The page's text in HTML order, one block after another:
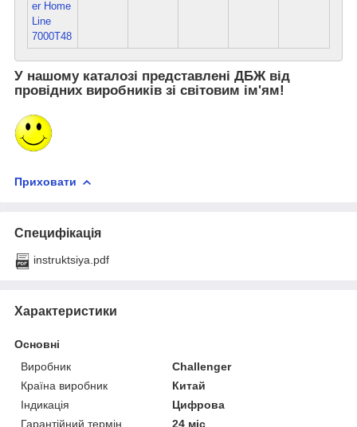
er Home
Line
7000T48
У нашому каталозі представлені ДБЖ від
провідних виробників зі світовим ім'ям!
Приховати
Специфікація
instruktsiya.pdf
Характеристики
Основні
Виробник
Challenger
Країна виробник
Китай
Індикація
Цифрова
Гарантійний термін
24 міс